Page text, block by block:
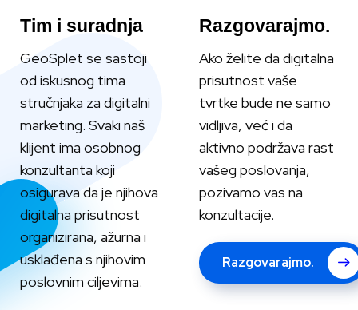
Tim i suradnja
GeoSplet se sastoji
od iskusnog tima
stručnjaka za digitalni
marketing. Svaki naš
klijent ima osobnog
konzultanta koji
osigurava da je njihova
digitalna prisutnost
organizirana, ažurna i
usklađena s njihovim
poslovnim ciljevima.
Razgovarajmo.
Ako želite da digitalna
prisutnost vaše
tvrtke bude ne samo
vidljiva, već i da
aktivno podržava rast
vašeg poslovanja,
pozivamo vas na
konzultacije.
Razgovarajmo.